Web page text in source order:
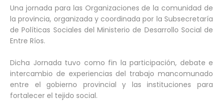
Una jornada para las Organizaciones de la comunidad de
la provincia, organizada y coordinada por la Subsecretaría
de Políticas Sociales del Ministerio de Desarrollo Social de
Entre Ríos.
Dicha Jornada tuvo como fin la participación, debate e
intercambio de experiencias del trabajo mancomunado
entre el gobierno provincial y las instituciones para
fortalecer el tejido social.